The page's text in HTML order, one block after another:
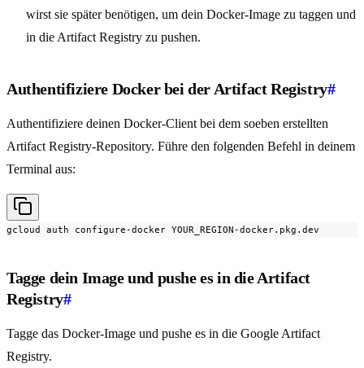
wirst sie später benötigen, um dein Docker-Image zu taggen und
in die Artifact Registry zu pushen.
Authentifiziere Docker bei der Artifact Registry#
Authentifiziere deinen Docker-Client bei dem soeben erstellten
Artifact Registry-Repository. Führe den folgenden Befehl in deinem
Terminal aus:
gcloud auth configure-docker YOUR_REGION-docker.pkg.dev
Tagge dein Image und pushe es in die Artifact
Registry#
Tagge das Docker-Image und pushe es in die Google Artifact
Registry.